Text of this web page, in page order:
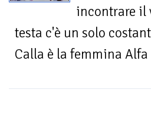
incontrare il
testa c'è un solo
Calla è la femmina